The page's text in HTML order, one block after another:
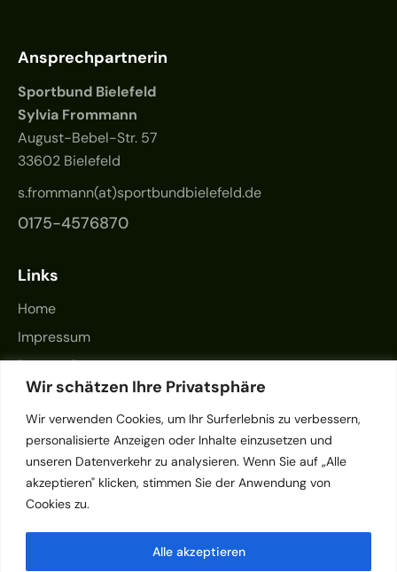
Wir schätzen Ihre Privatsphäre
Wir verwenden Cookies, um Ihr Surferlebnis zu verbessern,
personalisierte Anzeigen oder Inhalte einzusetzen und
unseren Datenverkehr zu analysieren. Wenn Sie auf „Alle
akzeptieren" klicken, stimmen Sie der Anwendung von
Cookies zu.
Alle akzeptieren
Ansprechpartnerin
Sportbund Bielefeld
Sylvia Frommann
August-Bebel-Str. 57
33602 Bielefeld
s.frommann(at)sportbundbielefeld.de
0175-4576870
Links
Home
Impressum
Datenschutz
Kontakt